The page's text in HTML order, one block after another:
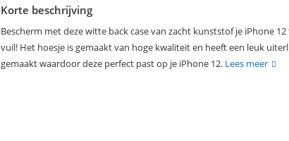
Korte beschrijving
Bescherm met deze witte back case van zacht kunststof je iPhone
vuil! Het hoesje is gemaakt van hoge kwaliteit en heeft een leuk
gemaakt waardoor deze perfect past op je iPhone 12. Lees meer